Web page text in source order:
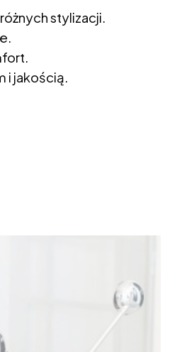
stylizacji.
i jakością.